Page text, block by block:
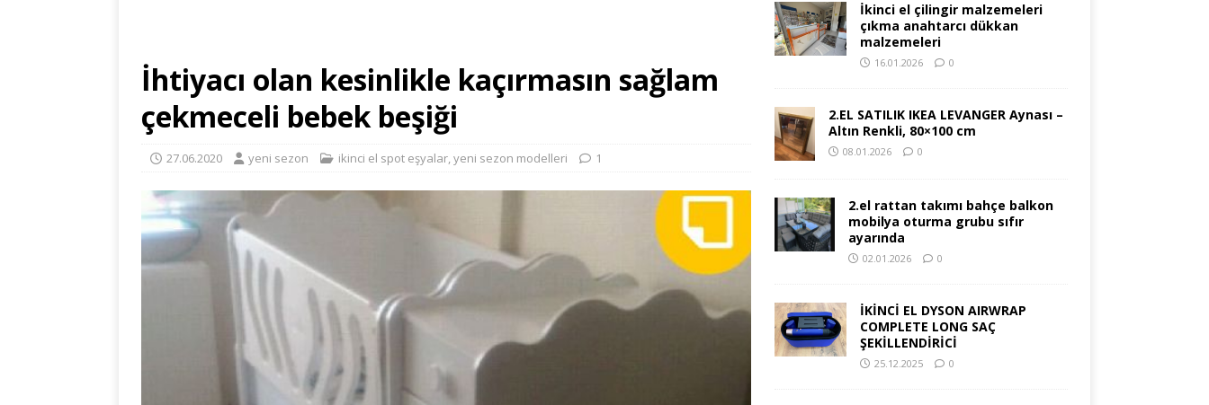
İhtiyacı olan kesinlikle kaçırmasın sağlam
çekmeceli bebek beşiği
27.06.2020 yeni sezon ikinci el spot eşyalar,yeni sezon modelleri 1
İkinci el çilingir malzemeleri
çıkma anahtarcı dükkan
malzemeleri
16.01.2026 0
2.EL SATILIK IKEA LEVANGER Aynası –
Altın Renkli, 80×100 cm
08.01.2026 0
2.el rattan takımı bahçe balkon
mobilya oturma grubu sıfır
ayarında
02.01.2026 0
İKİNCİ EL DYSON AIRWRAP
COMPLETE LONG SAÇ
ŞEKİLLENDİRİCİ
25.12.2025 0